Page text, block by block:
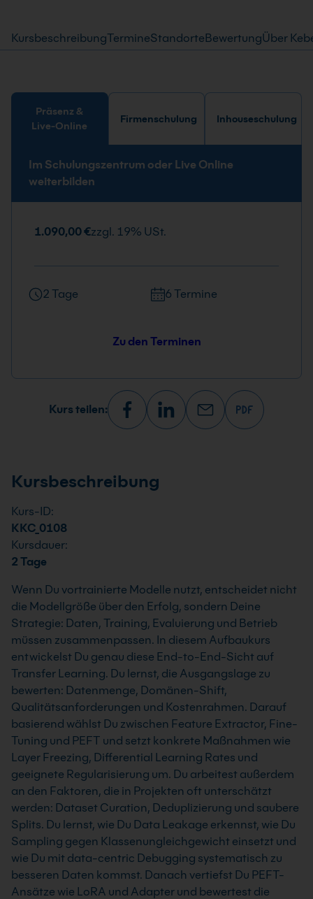
KursbeschreibungTermineStandorteBewertungÜber
Präsenz &
Live-Online
Firmenschulung Inhouseschulung
Im Schulungszentrum oder Live Online
weiterbilden
1.090,00 €zzgl. 19% USt.
2 Tage 6 Termine
Zu den Terminen
Kurs teilen:
Kursbeschreibung
Kurs-ID:
KKC_0108
Kursdauer:
2 Tage
Wenn Du vortrainierte Modelle nutzt, entscheidet nicht
die Modellgröße über den Erfolg, sondern Deine
Strategie: Daten, Training, Evaluierung und Betrieb
müssen zusammenpassen. In diesem Aufbaukurs
entwickelst Du genau diese End-to-End-Sicht auf
Transfer Learning. Du lernst, die Ausgangslage zu
bewerten: Datenmenge, Domänen-Shift,
Qualitätsanforderungen und Kostenrahmen. Darauf
basierend wählst Du zwischen Feature Extractor, Fine-
Tuning und PEFT und setzt konkrete Maßnahmen wie
Layer Freezing, Differential Learning Rates und
geeignete Regularisierung um. Du arbeitest außerdem
an den Faktoren, die in Projekten oft unterschätzt
werden: Dataset Curation, Deduplizierung und saubere
Splits. Du lernst, wie Du Data Leakage erkennst, wie Du
Sampling gegen Klassenungleichgewicht einsetzt und
wie Du mit data-centric Debugging systematisch zu
besseren Daten kommst. Danach vertiefst Du PEFT-
Ansätze wie LoRA und Adapter und bewertest die